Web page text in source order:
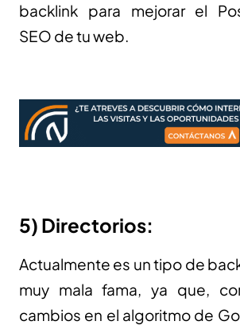
backlink para mejorar el
SEO de tu web.
5) Directorios:
Actualmente es un tipo de
muy mala fama, ya que,
cambios en el algoritmo de